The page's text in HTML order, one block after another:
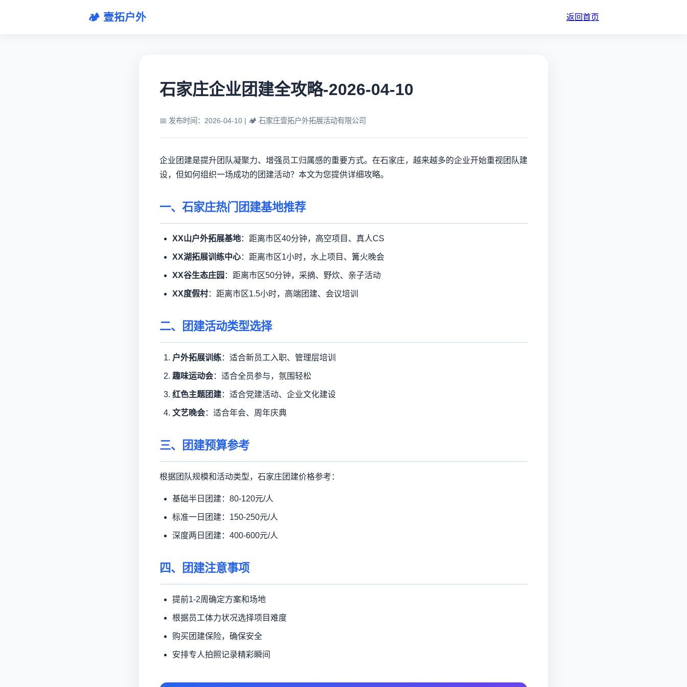
🏕️ 壹拓户外 返回首页
石家庄企业团建全攻略-2026-04-10
📅 发布时间：2026-04-10 | 🏕️ 石家庄壹拓户外拓展活动有限公司
企业团建是提升团队凝聚力、增强员工归属感的重要方式。在石家庄，越来越多的企业开始重视团队建
设，但如何组织一场成功的团建活动？本文为您提供详细攻略。
一、石家庄热门团建基地推荐
XX山户外拓展基地：距离市区40分钟，高空项目、真人CS
XX湖拓展训练中心：距离市区1小时，水上项目、篝火晚会
XX谷生态庄园 ：距离市区50分钟，采摘、野炊、亲子活动
XX度假村：距离市区1.5小时，高端团建、会议培训
二、团建活动类型选择
户外拓展训练：适合新员工入职、管理层培训
趣味运动会：适合全员参与，氛围轻松
红色主题团建：适合党建活动、企业文化建设
文艺晚会：适合年会、周年庆典
三、团建预算参考
根据团队规模和活动类型，石家庄团建价格参考：
基础半日团建：80-120元/人
标准一日团建：150-250元/人
深度两日团建：400-600元/人
四、团建注意事项
提前1-2周确定方案和场地
根据员工体力状况选择项目难度
购买团建保险，确保安全
安排专人拍照记录精彩瞬间